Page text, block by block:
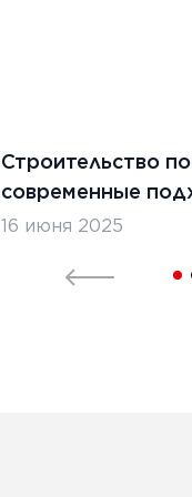
Строительство
современные
16 июня 2025